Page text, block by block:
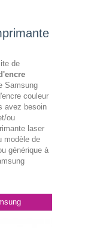
de
Samsung
couleur
avez besoin
ou
laser
modèle de
générique à